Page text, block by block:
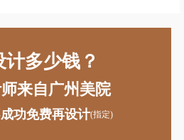
儿用品商标注册
饰商标注册
计多少钱？
来自广州美院
功免费再设计(指定)